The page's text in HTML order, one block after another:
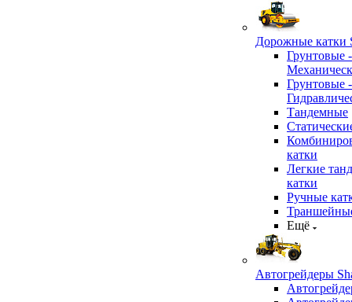
Дорожные катки
Грунтовые -
Грунтовые -
Тандемные
катки
Легкие
катки
Ручные
Ещё
Автогрейдеры